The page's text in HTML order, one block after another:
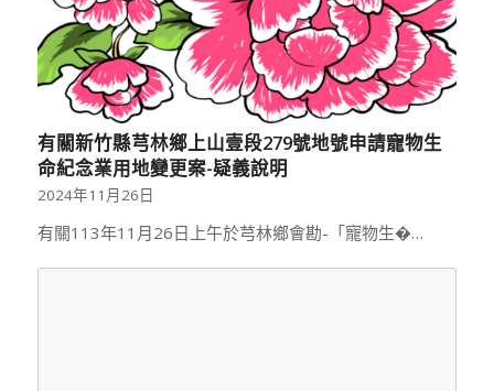
有關新竹縣芎林鄉上山壹段279號地號申請寵物生
命紀念業用地變更案-疑義說明
2024年11月26日
有關113年11月26日上午於芎林鄉會勘-「寵物生�…